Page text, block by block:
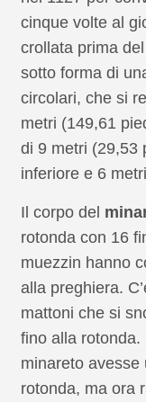
cinque volte al
crollata prima
sotto forma di
circolari, che si
metri (149,61
di 9 metri (29,53
inferiore e 6
Il corpo del
rotonda con 16
muezzin hanno
alla preghiera.
mattoni che si
fino alla rotonda.
minareto avesse
rotonda, ma ora